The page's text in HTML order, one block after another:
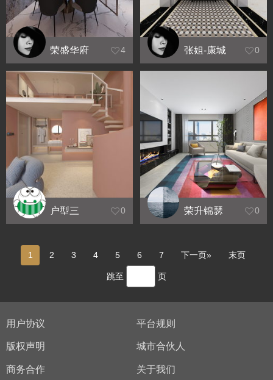
荣盛华府 4
张姐-康城
暖山
0
户型三 0
荣升锦瑟
华年
0
1 2 3 4 5 6 7 下一页» 末页
跳至 页
用户协议 平台规则
版权声明 城市合伙人
商务合作 关于我们